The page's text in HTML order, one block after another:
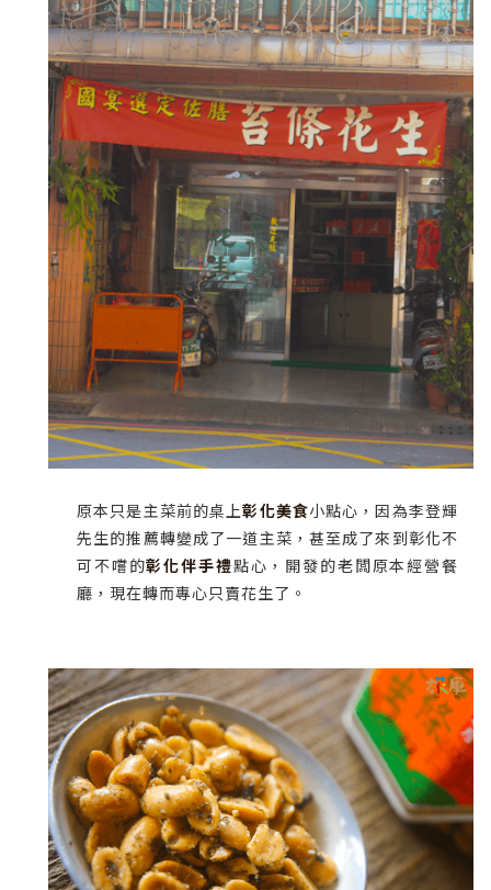
原本只是主菜前的桌上彰化美食小點心，因為李登輝
先生的推薦轉變成了一道主菜，甚至成了來到彰化不
可不嚐的彰化伴手禮點心，開發的老闆原本經營餐
廳，現在轉而專心只賣花生了。